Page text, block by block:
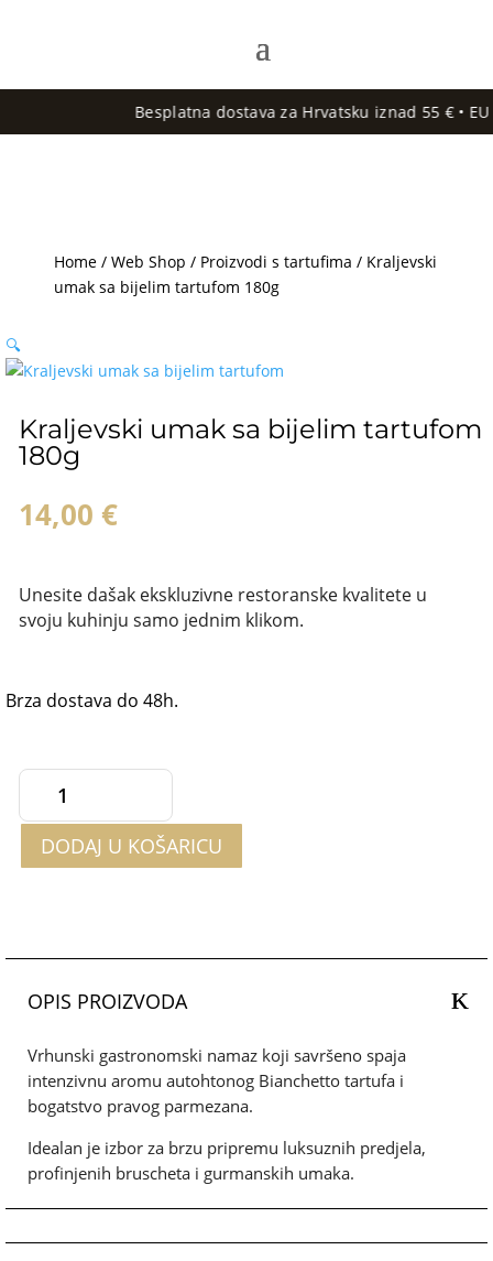
Besplatna dostava za Hrvatsku iznad 55 € •
Home/ Web Shop / Proizvodi s tartufima / Kraljevski
umak sa bijelim tartufom 180g
🔍
Kraljevski umak sa bijelim tartufom
180g
14,00 €
Unesite dašak ekskluzivne restoranske kvalitete u
svoju kuhinju samo jednim klikom.
Brza dostava do 48h.
Kraljevski
umak
količina
DODAJ U KOŠARICU
OPIS PROIZVODA
Vrhunski gastronomski namaz koji savršeno spaja
intenzivnu aromu autohtonog Bianchetto tartufa i
bogatstvo pravog parmezana.
Idealan je izbor za brzu pripremu luksuznih predjela,
profinjenih bruscheta i gurmanskih umaka.